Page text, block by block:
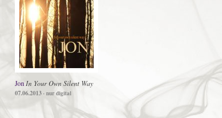
JonIn Your Own Silent Way
07.06.2013· nur digital